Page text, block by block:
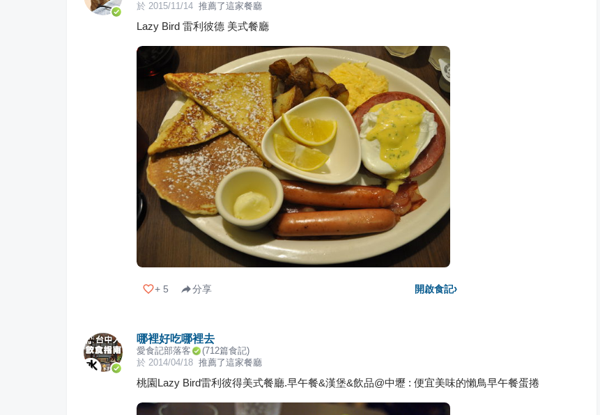
於 2015/11/14 推薦了這家餐廳
Lazy Bird 雷利彼德 美式餐廳
+ 5 分享 開啟食記›
哪裡好吃哪裡去
愛食記部落客 (712篇食記)
於 2014/04/18 推薦了這家餐廳
桃園Lazy Bird雷利彼得美式餐廳.早午餐&漢堡&飲品@中壢 : 便宜美味的懶鳥早午餐蛋捲